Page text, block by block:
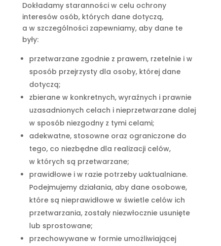
Dokładamy staranności w celu ochrony
interesów osób, których dane dotyczą,
a w szczególności zapewniamy, aby dane te
były:
przetwarzane zgodnie z prawem, rzetelnie i w
sposób przejrzysty dla osoby, której dane
dotyczą;
zbierane w konkretnych, wyraźnych i prawnie
uzasadnionych celach i nieprzetwarzane dalej
w sposób niezgodny z tymi celami;
adekwatne, stosowne oraz ograniczone do
tego, co niezbędne dla realizacji celów,
w których są przetwarzane;
prawidłowe i w razie potrzeby uaktualniane.
Podejmujemy działania, aby dane osobowe,
które są nieprawidłowe w świetle celów ich
przetwarzania, zostały niezwłocznie usunięte
lub sprostowane;
przechowywane w formie umożliwiającej